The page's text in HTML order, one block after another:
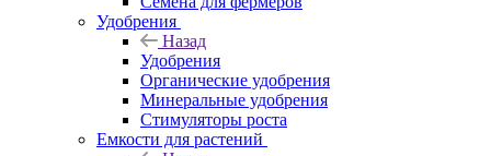
Удобрения
Назад
Удобрения
Органические удобрения
Минеральные удобрения
Стимуляторы роста
Емкости для растений